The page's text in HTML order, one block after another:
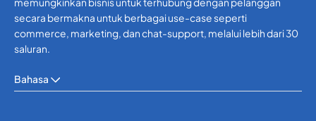
secara bermakna untuk berbagai use-case seperti
commerce, marketing, dan chat-support, melalui lebih dari 30
saluran.
Bahasa